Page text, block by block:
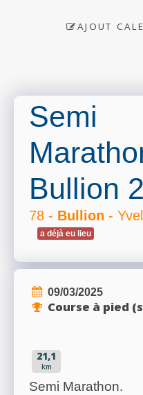
AJOUT
Semi
Bullion
78 - Bullion -
a déjà eu lieu
09/03/2025
Course à pied
21,1
km
Semi Marathon.